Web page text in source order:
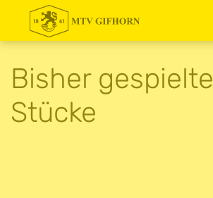
Bisher gespielte
Stücke